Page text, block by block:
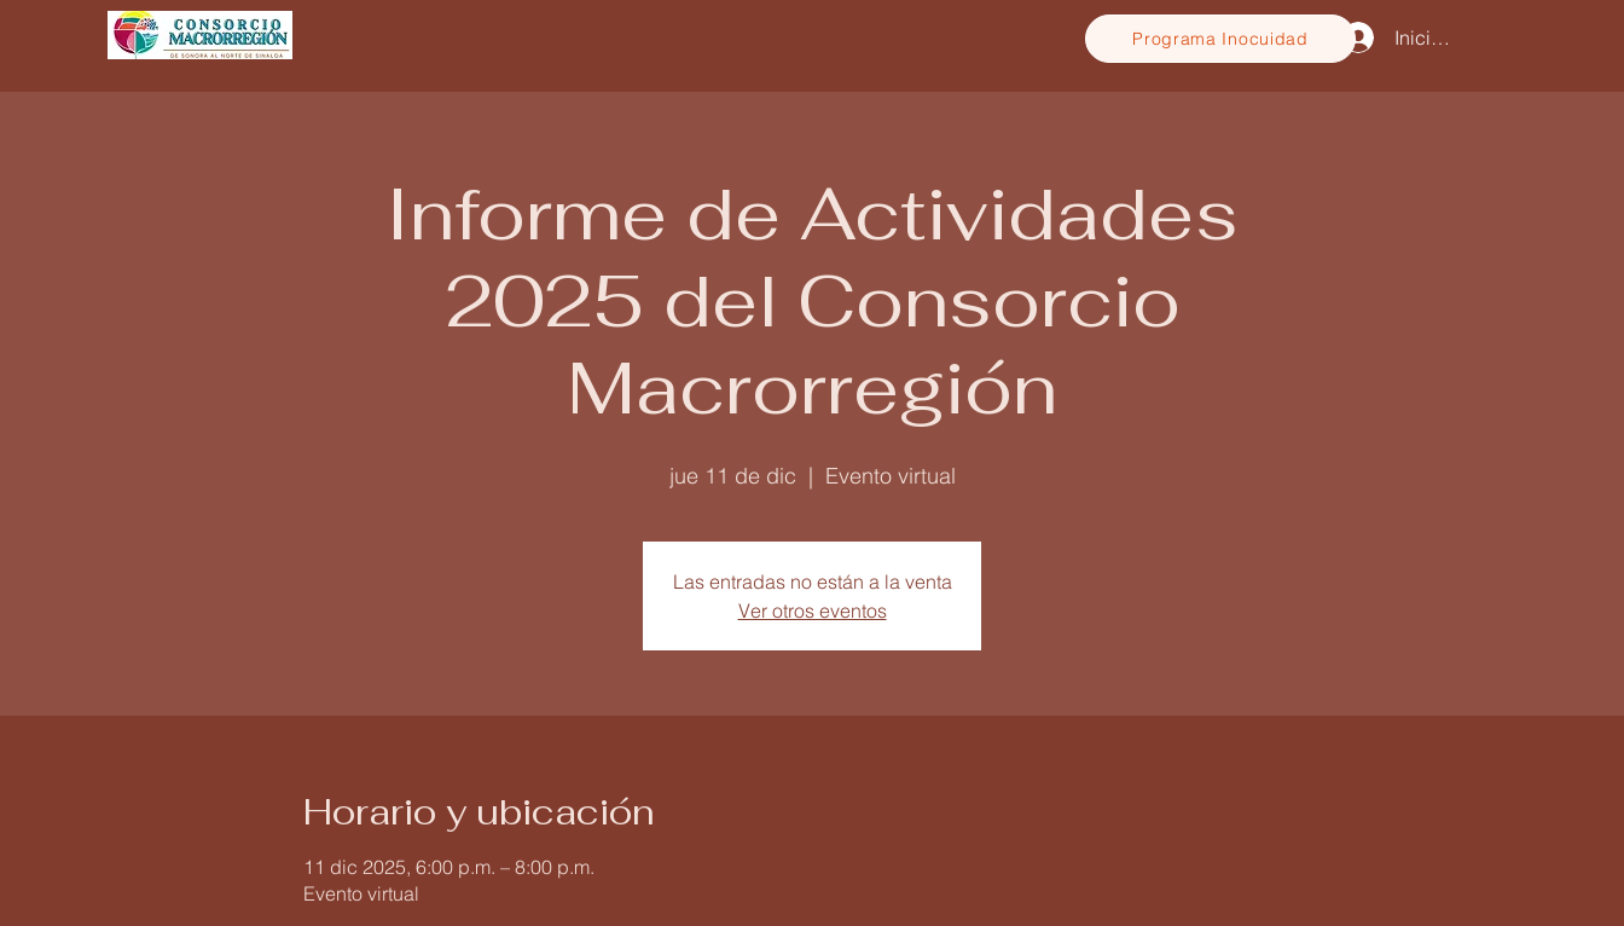
Iniciar sesión
Programa Inocuidad
Informe de Actividades
2025 del Consorcio
Macrorregión
jue 11 de dic
  |
Evento virtual
Las entradas no están a la venta
Ver otros eventos
Horario y ubicación
11 dic 2025, 6:00 p.m. – 8:00 p.m.
Evento virtual